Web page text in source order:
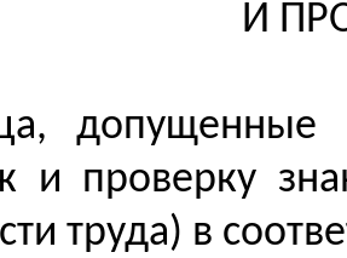
И
допущенные
и проверку
труда) в